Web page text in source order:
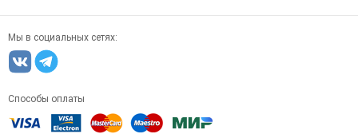
Мы в социальных сетях:
Способы оплаты